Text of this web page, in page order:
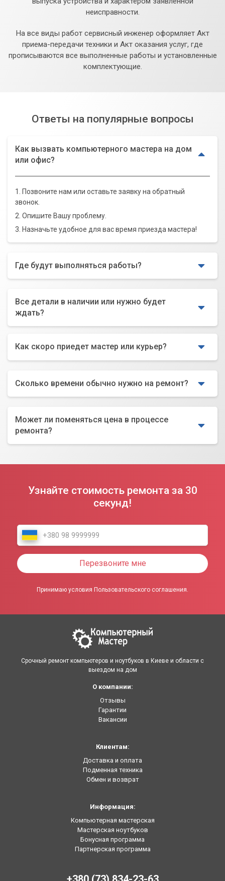
неисправности.
На все виды работ сервисный инженер оформляет Акт
приема-передачи техники и Акт оказания услуг, где
прописываются все выполненные работы и установленные
комплектующие.
Ответы на популярные вопросы
Как вызвать компьютерного мастера на дом
или офис?
1. Позвоните нам или оставьте заявку на обратный
звонок.
2. Опишите Вашу проблему.
3. Назначьте удобное для вас время приезда мастера!
Где будут выполняться работы?
Все детали в наличии или нужно будет
ждать?
Как скоро приедет мастер или курьер?
Сколько времени обычно нужно на ремонт?
Может ли поменяться цена в процессе
ремонта?
Узнайте стоимость ремонта за 30
секунд!
Перезвоните мне
Принимаю условия Пользовательского соглашения.
Срочный ремонт компьютеров и ноутбуков в Киеве и области с
выездом на дом
О компании:
Отзывы
Гарантии
Вакансии
Клиентам:
Доставка и оплата
Подменная техника
Обмен и возврат
Информация:
Компьютерная мастерская
Мастерская ноутбуков
Бонусная программа
Партнерская программа